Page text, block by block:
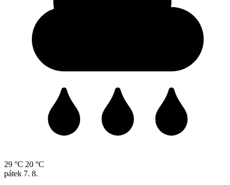
29 °C 20 °C
pátek 7. 8.